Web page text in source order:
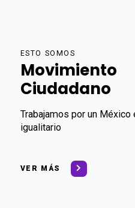
ESTO SOMOS
Movimiento
Ciudadano
Trabajamos por un México
igualitario
VER MÁS